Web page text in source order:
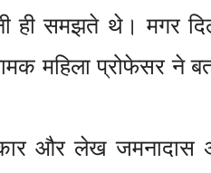
ही समझते थे। मगर
महिला प्रोफेसर ने
और लेख जमनादास